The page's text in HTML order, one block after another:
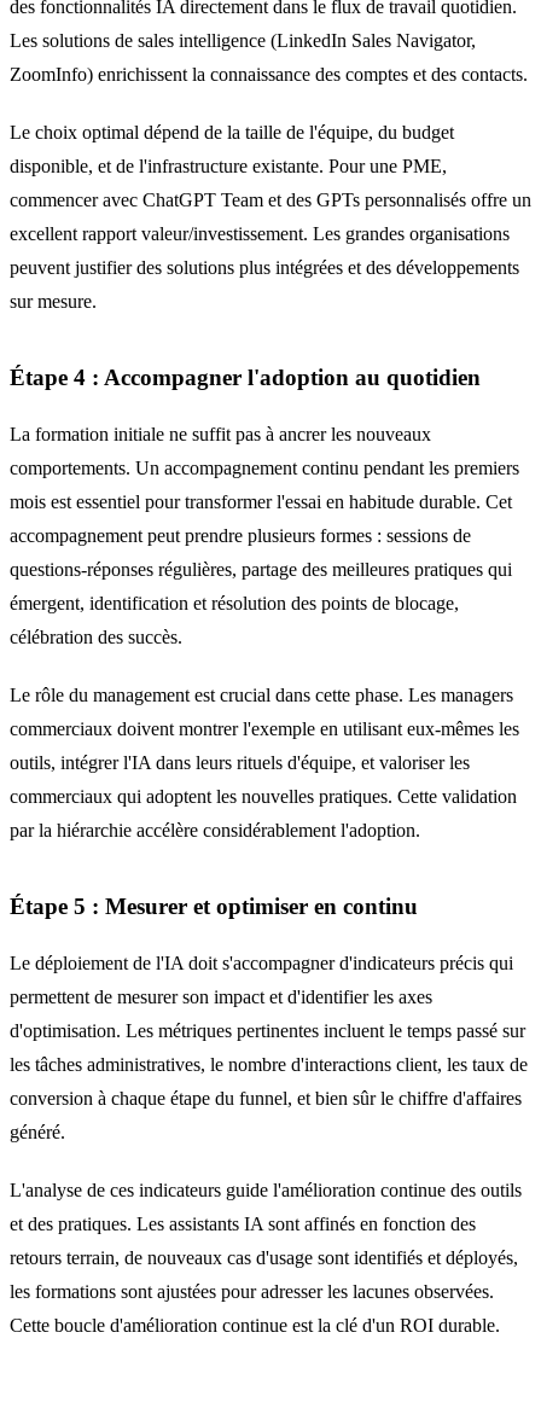
des fonctionnalités IA directement dans le flux de travail quotidien.
Les solutions de sales intelligence (LinkedIn Sales Navigator,
ZoomInfo) enrichissent la connaissance des comptes et des contacts.
Le choix optimal dépend de la taille de l'équipe, du budget
disponible, et de l'infrastructure existante. Pour une PME,
commencer avec ChatGPT Team et des GPTs personnalisés offre un
excellent rapport valeur/investissement. Les grandes organisations
peuvent justifier des solutions plus intégrées et des développements
sur mesure.
Étape 4 : Accompagner l'adoption au quotidien
La formation initiale ne suffit pas à ancrer les nouveaux
comportements. Un accompagnement continu pendant les premiers
mois est essentiel pour transformer l'essai en habitude durable. Cet
accompagnement peut prendre plusieurs formes : sessions de
questions-réponses régulières, partage des meilleures pratiques qui
émergent, identification et résolution des points de blocage,
célébration des succès.
Le rôle du management est crucial dans cette phase. Les managers
commerciaux doivent montrer l'exemple en utilisant eux-mêmes les
outils, intégrer l'IA dans leurs rituels d'équipe, et valoriser les
commerciaux qui adoptent les nouvelles pratiques. Cette validation
par la hiérarchie accélère considérablement l'adoption.
Étape 5 : Mesurer et optimiser en continu
Le déploiement de l'IA doit s'accompagner d'indicateurs précis qui
permettent de mesurer son impact et d'identifier les axes
d'optimisation. Les métriques pertinentes incluent le temps passé sur
les tâches administratives, le nombre d'interactions client, les taux de
conversion à chaque étape du funnel, et bien sûr le chiffre d'affaires
généré.
L'analyse de ces indicateurs guide l'amélioration continue des outils
et des pratiques. Les assistants IA sont affinés en fonction des
retours terrain, de nouveaux cas d'usage sont identifiés et déployés,
les formations sont ajustées pour adresser les lacunes observées.
Cette boucle d'amélioration continue est la clé d'un ROI durable.